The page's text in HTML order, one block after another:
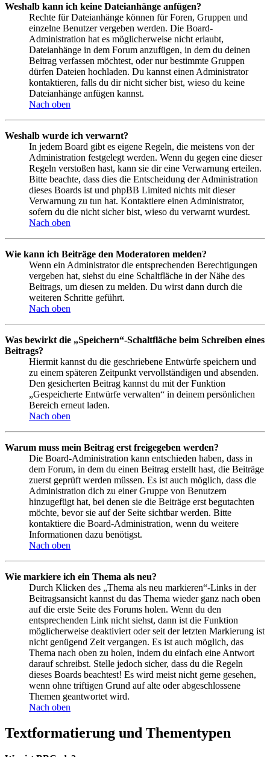
Weshalb kann ich keine Dateianhänge anfügen?
Rechte für Dateianhänge können für Foren, Gruppen und
einzelne Benutzer vergeben werden. Die Board-
Administration hat es möglicherweise nicht erlaubt,
Dateianhänge in dem Forum anzufügen, in dem du deinen
Beitrag verfassen möchtest, oder nur bestimmte Gruppen
dürfen Dateien hochladen. Du kannst einen Administrator
kontaktieren, falls du dir nicht sicher bist, wieso du keine
Dateianhänge anfügen kannst.
Nach oben
Weshalb wurde ich verwarnt?
In jedem Board gibt es eigene Regeln, die meistens von der
Administration festgelegt werden. Wenn du gegen eine dieser
Regeln verstoßen hast, kann sie dir eine Verwarnung erteilen.
Bitte beachte, dass dies die Entscheidung der Administration
dieses Boards ist und phpBB Limited nichts mit dieser
Verwarnung zu tun hat. Kontaktiere einen Administrator,
sofern du die nicht sicher bist, wieso du verwarnt wurdest.
Nach oben
Wie kann ich Beiträge den Moderatoren melden?
Wenn ein Administrator die entsprechenden Berechtigungen
vergeben hat, siehst du eine Schaltfläche in der Nähe des
Beitrags, um diesen zu melden. Du wirst dann durch die
weiteren Schritte geführt.
Nach oben
Was bewirkt die „Speichern“-Schaltfläche beim Schreiben eines
Beitrags?
Hiermit kannst du die geschriebene Entwürfe speichern und
zu einem späteren Zeitpunkt vervollständigen und absenden.
Den gesicherten Beitrag kannst du mit der Funktion
„Gespeicherte Entwürfe verwalten“ in deinem persönlichen
Bereich erneut laden.
Nach oben
Warum muss mein Beitrag erst freigegeben werden?
Die Board-Administration kann entschieden haben, dass in
dem Forum, in dem du einen Beitrag erstellt hast, die Beiträge
zuerst geprüft werden müssen. Es ist auch möglich, dass die
Administration dich zu einer Gruppe von Benutzern
hinzugefügt hat, bei denen sie die Beiträge erst begutachten
möchte, bevor sie auf der Seite sichtbar werden. Bitte
kontaktiere die Board-Administration, wenn du weitere
Informationen dazu benötigst.
Nach oben
Wie markiere ich ein Thema als neu?
Durch Klicken des „Thema als neu markieren“-Links in der
Beitragsansicht kannst du das Thema wieder ganz nach oben
auf die erste Seite des Forums holen. Wenn du den
entsprechenden Link nicht siehst, dann ist die Funktion
möglicherweise deaktiviert oder seit der letzten Markierung ist
nicht genügend Zeit vergangen. Es ist auch möglich, das
Thema nach oben zu holen, indem du einfach eine Antwort
darauf schreibst. Stelle jedoch sicher, dass du die Regeln
dieses Boards beachtest! Es wird meist nicht gerne gesehen,
wenn ohne triftigen Grund auf alte oder abgeschlossene
Themen geantwortet wird.
Nach oben
Textformatierung und Thementypen